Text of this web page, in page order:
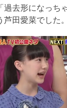
過去形になっち
田愛菜でした。